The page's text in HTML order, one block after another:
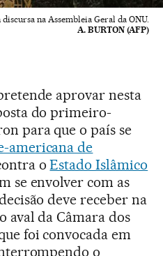
na Assembleia Geral da ONU.
A. BURTON (AFP)
aprovar nesta
do primeiro-
para que o país se
americana de
oEstado Islâmico
se envolver com as
deve receber na
aval da Câmara dos
foi convocada em
o